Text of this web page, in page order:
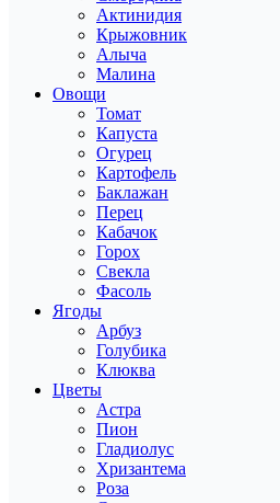
Актинидия
Крыжовник
Алыча
Малина
Овощи
Томат
Капуста
Огурец
Картофель
Баклажан
Перец
Кабачок
Горох
Свекла
Фасоль
Ягоды
Арбуз
Голубика
Клюква
Цветы
Астра
Пион
Гладиолус
Хризантема
Роза